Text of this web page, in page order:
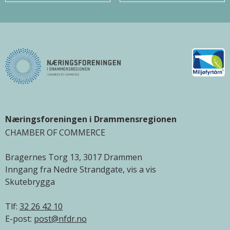
Næringsforeningen i Drammensregionen
CHAMBER OF COMMERCE
Bragernes Torg 13, 3017 Drammen
Inngang fra Nedre Strandgate, vis a vis
Skutebrygga
Tlf: 32 26 42 10
E-post: post@nfdr.no